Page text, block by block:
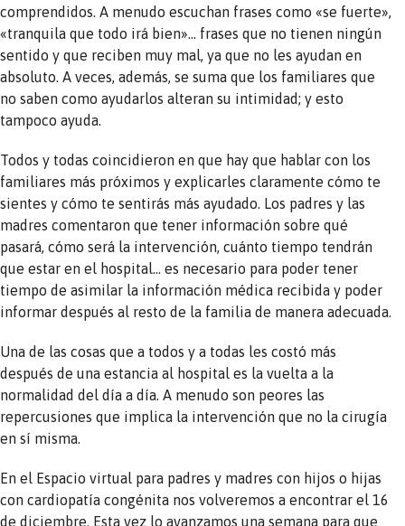
comprendidos. A menudo escuchan frases como «se fuerte»,
«tranquila que todo irá bien»… frases que no tienen ningún
sentido y que reciben muy mal, ya que no les ayudan en
absoluto. A veces, además, se suma que los familiares que
no saben como ayudarlos alteran su intimidad; y esto
tampoco ayuda.
Todos y todas coincidieron en que hay que hablar con los
familiares más próximos y explicarles claramente cómo te
sientes y cómo te sentirás más ayudado. Los padres y las
madres comentaron que tener información sobre qué
pasará, cómo será la intervención, cuánto tiempo tendrán
que estar en el hospital… es necesario para poder tener
tiempo de asimilar la información médica recibida y poder
informar después al resto de la familia de manera adecuada.
Una de las cosas que a todos y a todas les costó más
después de una estancia al hospital es la vuelta a la
normalidad del día a día. A menudo son peores las
repercusiones que implica la intervención que no la cirugía
en sí misma.
En el Espacio virtual para padres y madres con hijos o hijas
con cardiopatía congénita nos volveremos a encontrar el 16
de diciembre. Esta vez lo avanzamos una semana para que